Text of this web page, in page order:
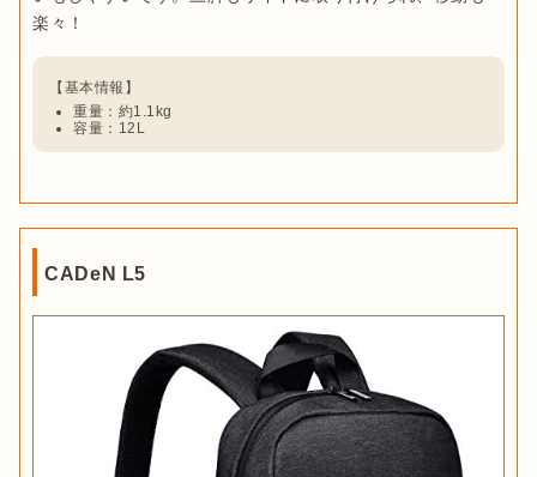
重量：約1.1kg
容量：12L
CADeN L5